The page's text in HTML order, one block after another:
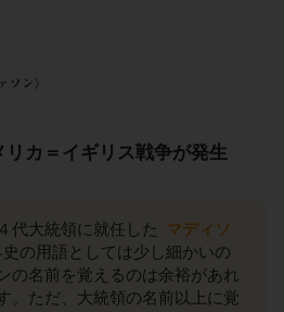
リカ＝イギリス戦争が発生
代大統領に就任した マディソ
の用語としては少し細かいの
の名前を覚えるのは余裕があれ
。ただ、大統領の名前以上に覚